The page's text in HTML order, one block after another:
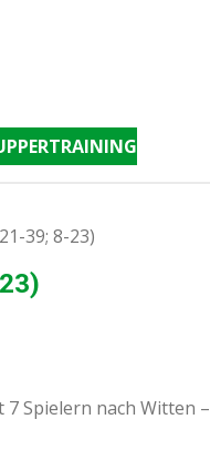
39; 8-23)
Spielern nach Witten –